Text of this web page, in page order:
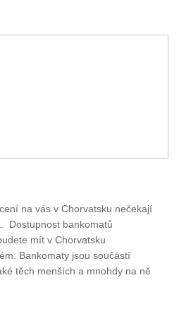
na vás v Chorvatsku nečekají
Dostupnost bankomatů
mít v Chorvatsku
Bankomaty jsou součástí
těch menších a mnohdy na ně